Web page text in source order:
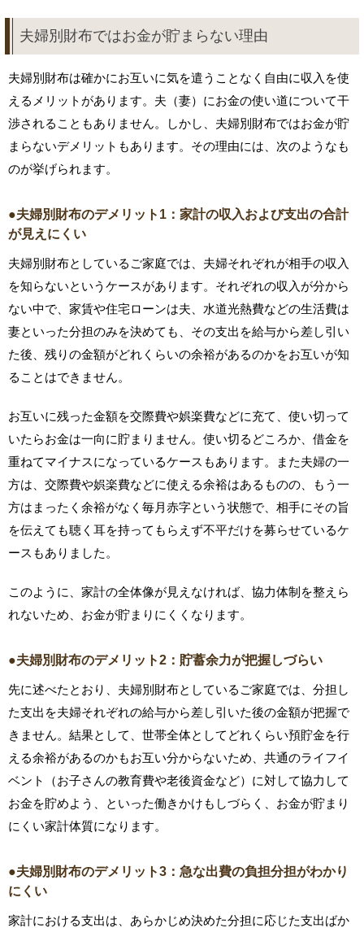
夫婦別財布ではお金が貯まらない理由
夫婦別財布は確かにお互いに気を遣うことなく自由に収入を使
えるメリットがあります。夫（妻）にお金の使い道について干
渉されることもありません。しかし、夫婦別財布ではお金が貯
まらないデメリットもあります。その理由には、次のようなも
のが挙げられます。
●夫婦別財布のデメリット1：家計の収入および支出の合計
が見えにくい
夫婦別財布としているご家庭では、夫婦それぞれが相手の収入
を知らないというケースがあります。それぞれの収入が分から
ない中で、家賃や住宅ローンは夫、水道光熱費などの生活費は
妻といった分担のみを決めても、その支出を給与から差し引い
た後、残りの金額がどれくらいの余裕があるのかをお互いが知
ることはできません。
お互いに残った金額を交際費や娯楽費などに充て、使い切って
いたらお金は一向に貯まりません。使い切るどころか、借金を
重ねてマイナスになっているケースもあります。また夫婦の一
方は、交際費や娯楽費などに使える余裕はあるものの、もう一
方はまったく余裕がなく毎月赤字という状態で、相手にその旨
を伝えても聴く耳を持ってもらえず不平だけを募らせているケ
ースもありました。
このように、家計の全体像が見えなければ、協力体制を整えら
れないため、お金が貯まりにくくなります。
●夫婦別財布のデメリット2：貯蓄余力が把握しづらい
先に述べたとおり、夫婦別財布としているご家庭では、分担し
た支出を夫婦それぞれの給与から差し引いた後の金額が把握で
きません。結果として、世帯全体としてどれくらい預貯金を行
える余裕があるのかもお互い分からないため、共通のライフイ
ベント（お子さんの教育費や老後資金など）に対して協力して
お金を貯めよう、といった働きかけもしづらく、お金が貯まり
にくい家計体質になります。
●夫婦別財布のデメリット3：急な出費の負担分担がわかり
にくい
家計における支出は、あらかじめ決めた分担に応じた支出ばか